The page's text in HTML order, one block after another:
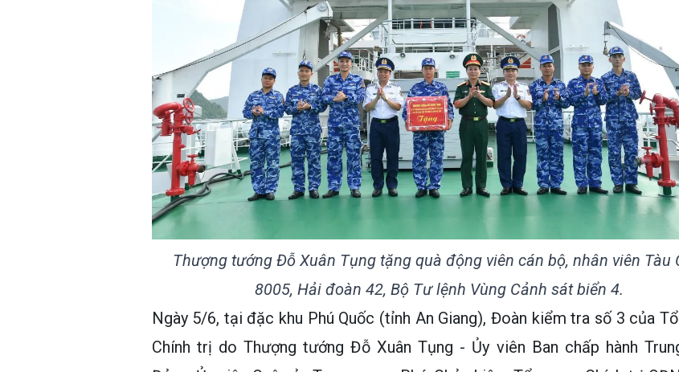
Thượng tướng Đỗ Xuân Tụng tặng quà động viên cán bộ, nhân viên Tàu
8005, Hải đoàn 42, Bộ Tư lệnh Vùng Cảnh sát biển 4.
Ngày 5/6, tại đặc khu Phú Quốc (tỉnh An Giang), Đoàn kiểm tra số 3 của
Chính trị do Thượng tướng Đỗ Xuân Tụng - Ủy viên Ban chấp hành